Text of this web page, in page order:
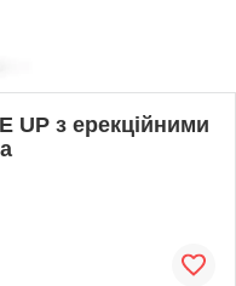
UP з ерекційними